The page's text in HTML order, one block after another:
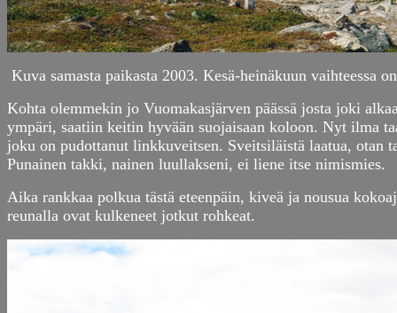
Kuva samasta paikasta 2003. Kesä-heinäkuun vaihteessa
Kohta olemmekin jo Vuomakasjärven päässä josta joki
ympäri, saatiin keitin hyvään suojaisaan koloon. Nyt ilma
joku on pudottanut linkkuveitsen. Sveitsiläistä laatua, otan
Punainen takki, nainen luullakseni, ei liene itse nimismies.
Aika rankkaa polkua tästä eteenpäin, kiveä ja nousua
reunalla ovat kulkeneet jotkut rohkeat.